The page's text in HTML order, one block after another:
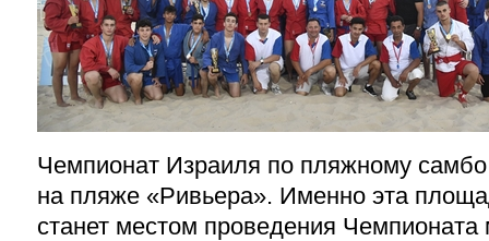
Чемпионат Израиля по пляжному
на пляже «Ривьера». Именно эта
станет местом проведения